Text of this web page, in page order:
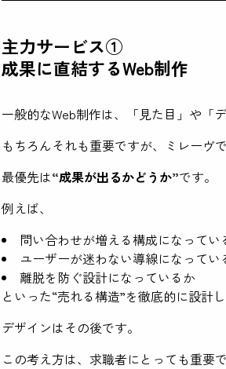
主力サービス①
成果に直結するWeb制作
一般的なWeb制作は、「見た目」や「
もちろんそれも重要ですが、ミレーヴ
最優先は“成果が出るかどうか”です。
例えば、
問い合わせが増える構成になってい
ユーザーが迷わない導線になってい
離脱を防ぐ設計になっているか
といった“売れる構造”を徹底的に設計し
デザインはその後です。
この考え方は、求職者にとっても重要で